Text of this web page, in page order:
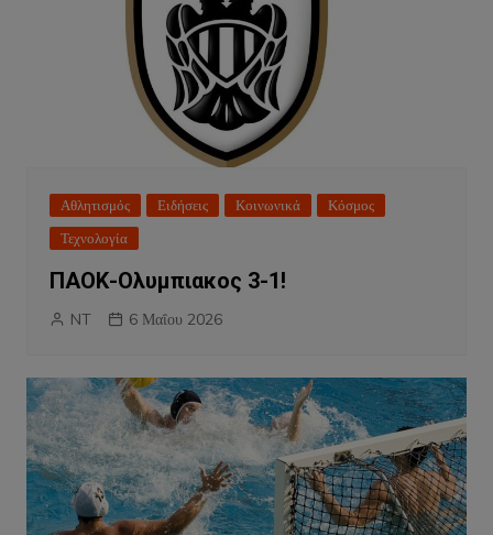
Αθλητισμός Ειδήσεις Κοινωνικά
Κόσμος
Τεχνολογία
ΠΑΟΚ-Ολυμπιακος 3-1!
NT 6 Μαΐου 2026